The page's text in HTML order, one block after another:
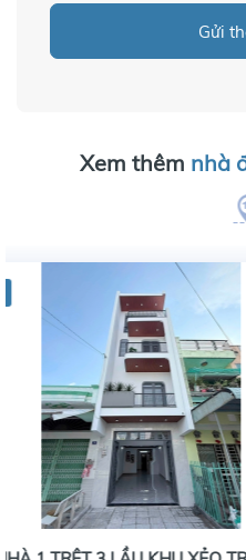
Gửi
Xem thêm nhà